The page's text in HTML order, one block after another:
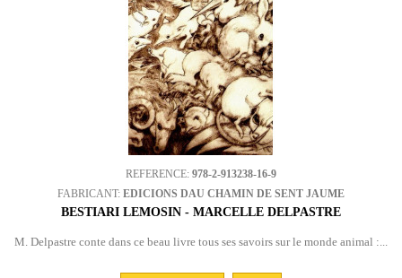
REFERENCE: 978-2-913238-16-9
FABRICANT: EDICIONS DAU CHAMIN DE SENT JAUME
BESTIARI LEMOSIN - MARCELLE DELPASTRE
M. Delpastre conte dans ce beau livre tous ses savoirs sur le monde animal :...